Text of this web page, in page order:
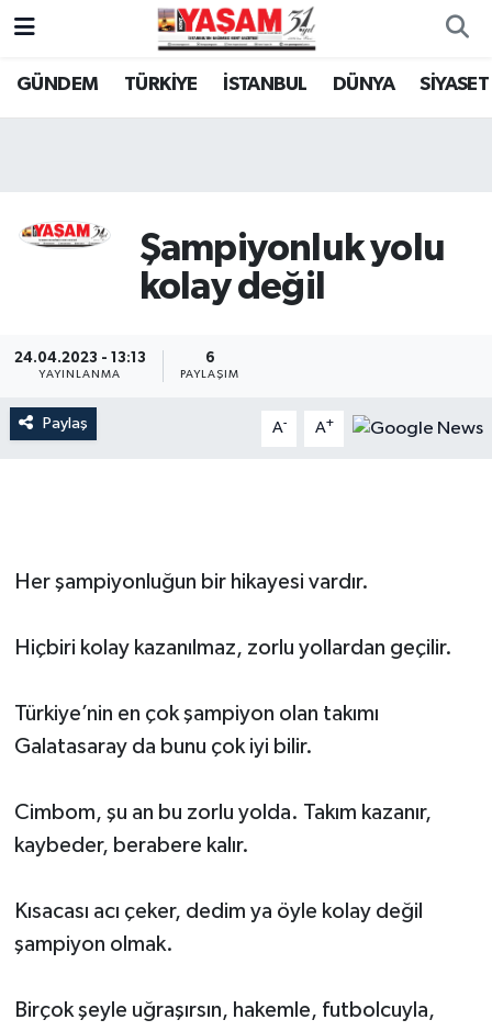
GÜNDEM TÜRKİYE İSTANBUL DÜNYA SİYASET
Şampiyonluk yolu
kolay değil
24.04.2023 - 13:13
YAYINLANMA
6
PAYLAŞIM
Paylaş A- A+
Her şampiyonluğun bir hikayesi vardır.
Hiçbiri kolay kazanılmaz, zorlu yollardan geçilir.
Türkiye’nin en çok şampiyon olan takımı
Galatasaray da bunu çok iyi bilir.
Cimbom, şu an bu zorlu yolda. Takım kazanır,
kaybeder, berabere kalır.
Kısacası acı çeker, dedim ya öyle kolay değil
şampiyon olmak.
Birçok şeyle uğraşırsın, hakemle, futbolcuyla,